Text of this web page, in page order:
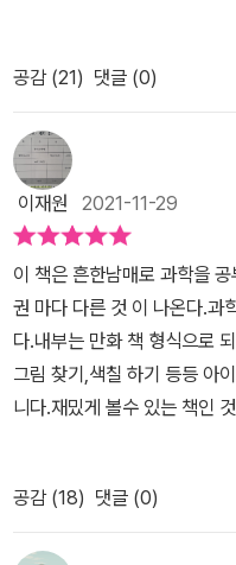
가 의문의 과학 연구원들을
지축 남매는 어느 날 집을 나
밀스런 장소에서 어찌하다가
리고 병에 든 나머지 젤리는 우주로 흩어진
대해 연구를 하고 있는 연구
된다. 그리고 흔한 남매는 정
한 에너지원. 이름 하여 ‘슈퍼 젤
사람마다 차이가 있겠지만,
태양계’라고 생각한다. 태양
등 유익한 자료가 이어진다.
가 가장 뜨겁고 표면으로 갈
온도는 약 1,500만 °C, 표면
고 있는 대기에서 온도가 갑
기도 한다니 대단하다. 아무튼
우주인훈련, 우주선, 우주여
공감 (21) 댓글 (0)
이재원 2021-11-29
이 책은 흔한남매로 과학을
권 마다 다른 것 이 나온다.과
다.내부는 만화 책 형식으로
그림 찾기,색칠 하기 등등 아
니다.재밌게 볼수 있는 책인
공감 (18) 댓글 (0)